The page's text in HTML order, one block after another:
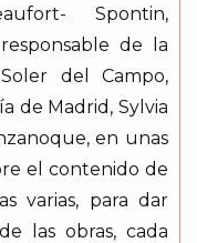
Spontin,
de la
del Campo,
de Madrid, Sylvia
en unas
el contenido de
varias, para dar
las obras, cada